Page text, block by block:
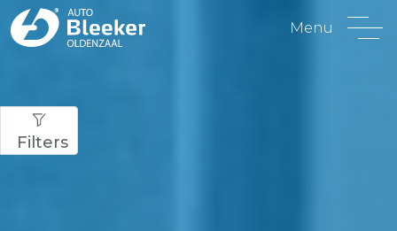
Menu
Filters